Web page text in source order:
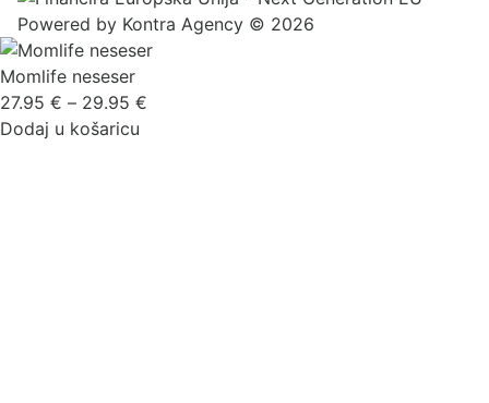
Powered by Kontra Agency © 2026
Momlife neseser
27.95 € – 29.95 €
Dodaj u košaricu